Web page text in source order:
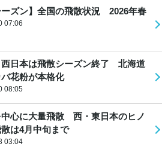
ーズン】全国の飛散状況 2026年春
07:06
西日本は飛散シーズン終了 北海道
花粉が本格化
08:05
心に大量飛散 西・東日本のヒノ
は4月中旬まで
03:04